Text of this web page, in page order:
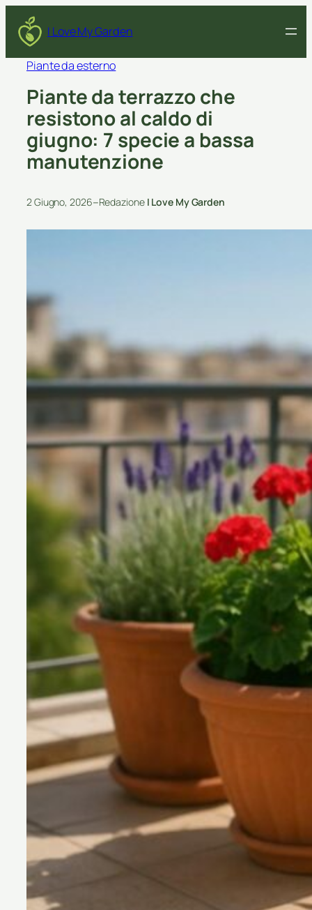
I Love My Garden
Piante da esterno
Piante da terrazzo che
resistono al caldo di
giugno: 7 specie a bassa
manutenzione
2 Giugno, 2026–Redazione I Love My Garden